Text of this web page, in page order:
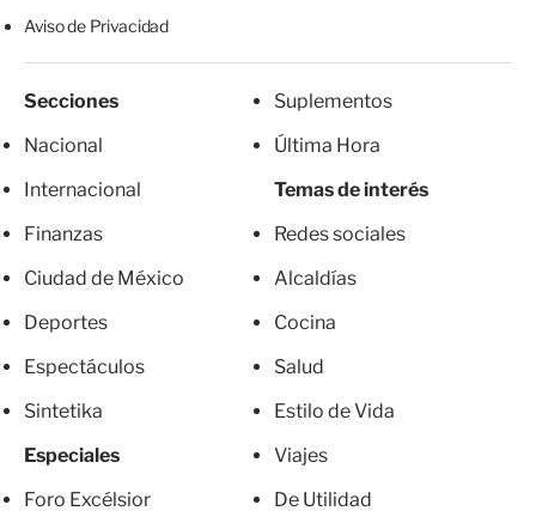
Aviso de Privacidad
Secciones
Nacional
Internacional
Finanzas
Ciudad de México
Deportes
Espectáculos
Sintetika
Especiales
Foro Excélsior
Suplementos
Última Hora
Temas de interés
Redes sociales
Alcaldías
Cocina
Salud
Estilo de Vida
Viajes
De Utilidad